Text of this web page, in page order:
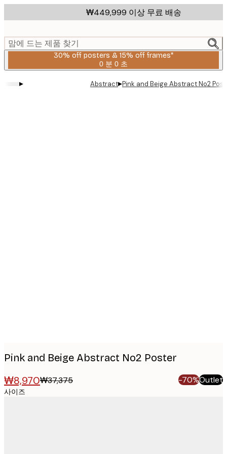
to
content.
₩449,999 이상 무료 배송
맘에 드는 제품 찾기
30% off posters & 15% off frames*
0 분 0 초
유
날
▸ Abstract▸Pink and Beige Abstract No2
Pink and Beige Abstract No2 Poster
₩8,970₩37,375 -70%Outlet
사이즈